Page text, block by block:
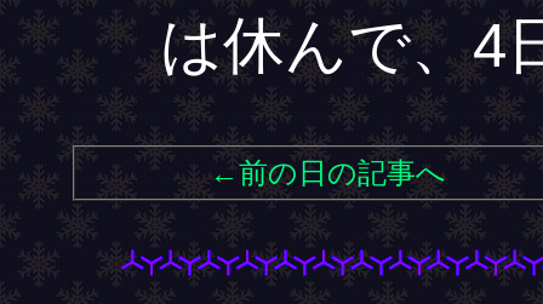
は休んで、4
←前の日の記事へ